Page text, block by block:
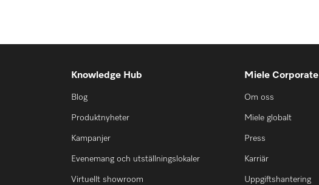
Knowledge Hub
Blog
Produktnyheter
Kampanjer
Evenemang och utställningslokaler
Virtuellt showroom
Miele Corporate
Om oss
Miele globalt
Press
Karriär
Uppgiftshantering